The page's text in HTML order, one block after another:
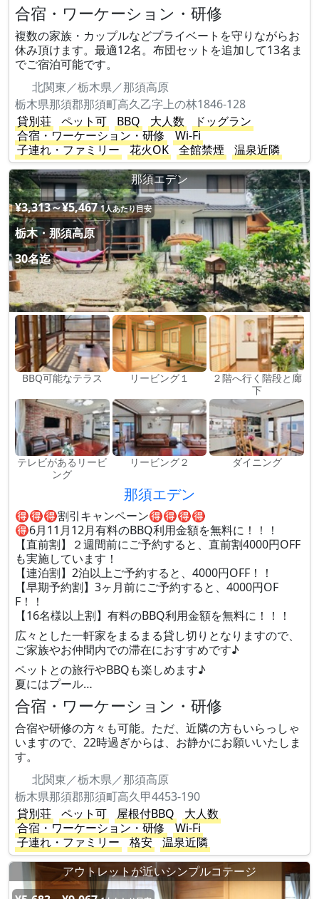
合宿・ワーケーション・研修
複数の家族・カップルなどプライベートを守りながらお
休み頂けます。最適12名。布団セットを追加して13名ま
でご宿泊可能です。
北関東／栃木県／那須高原
栃木県那須郡那須町高久乙字上の林1846-128
貸別荘
ペット可 BBQ 大人数
ドッグラン
合宿・ワーケーション・研修
Wi-Fi
子連れ・ファミリー
花火OK 全館禁煙
温泉近隣
那須エデン
¥3,313～¥5,467 1人あたり目安
栃木・那須高原
30名迄
BBQ可能なテラス リービング１
２階へ行く階段と廊
下
テレビがあるリービ
ング
リービング２ ダイニング
那須エデン
🉐🉐🉐割引キャンペーン🉐🉐🉐🉐
🉐6月11月12月有料のBBQ利用金額を無料に！！！
【直前割】２週間前にご予約すると、直前割4000円OFF
も実施しています！
【連泊割】2泊以上ご予約すると、4000円OFF！！
【早期予約割】3ヶ月前にご予約すると、4000円OF
F！！
【16名様以上割】有料のBBQ利用金額を無料に！！！
広々とした一軒家をまるまる貸し切りとなりますので、
ご家族やお仲間内での滞在におすすめです♪
ペットとの旅行やBBQも楽しめます♪
夏にはプール…
合宿・ワーケーション・研修
合宿や研修の方々も可能。ただ、近隣の方もいらっしゃ
いますので、22時過ぎからは、お静かにお願いいたしま
す。
北関東／栃木県／那須高原
栃木県那須郡那須町高久甲4453-190
貸別荘
ペット可 屋根付BBQ
大人数
合宿・ワーケーション・研修
Wi-Fi
子連れ・ファミリー
格安
温泉近隣
アウトレットが近いシンプルコテージ